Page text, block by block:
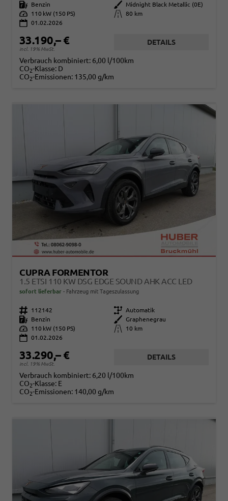
Kraftstoff
Benzin Außenfarbe
Midnight Black Metallic (0E)
Leistung
110 kW (150 PS) Kilometerstand
80 km
01.02.2026
33.190,– €
incl. 19% MwSt.
DETAILS
Verbrauch kombiniert: 6,00 l/100km
CO2-Klasse: D
CO2-Emissionen: 135,00 g/km
CUPRA FORMENTOR
1.5 ETSI 110 KW DSG EDGE SOUND AHK ACC LED
sofort lieferbar Fahrzeug mit Tageszulassung
Fahrzeugnr. 112142 Getriebe Automatik
Kraftstoff
Benzin Außenfarbe
Graphenegrau
Leistung
110 kW (150 PS) Kilometerstand
10 km
01.02.2026
33.290,– €
incl. 19% MwSt.
DETAILS
Verbrauch kombiniert: 6,20 l/100km
CO2-Klasse: E
CO2-Emissionen: 140,00 g/km